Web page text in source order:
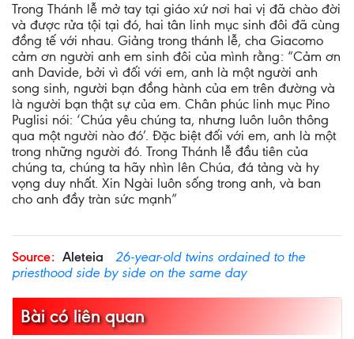
Trong Thánh lễ mở tay tại giáo xứ nơi hai vị đã chào đời
và được rửa tội tại đó, hai tân linh mục sinh đôi đã cùng
đồng tế với nhau. Giảng trong thánh lễ, cha Giacomo
cảm ơn người anh em sinh đôi của mình rằng: “Cảm ơn
anh Davide, bởi vì đối với em, anh là một người anh
song sinh, người bạn đồng hành của em trên đường và
là người bạn thật sự của em. Chân phúc linh mục Pino
Puglisi nói: ‘Chúa yêu chúng ta, nhưng luôn luôn thông
qua một người nào đó’. Đặc biệt đối với em, anh là một
trong những người đó. Trong Thánh lễ đầu tiên của
chúng ta, chúng ta hãy nhìn lên Chúa, đá tảng và hy
vọng duy nhất. Xin Ngài luôn sống trong anh, và ban
cho anh đầy tràn sức mạnh”
Source: Aleteia
26-year-old twins ordained to the
priesthood side by side on the same day
Bài có liên quan